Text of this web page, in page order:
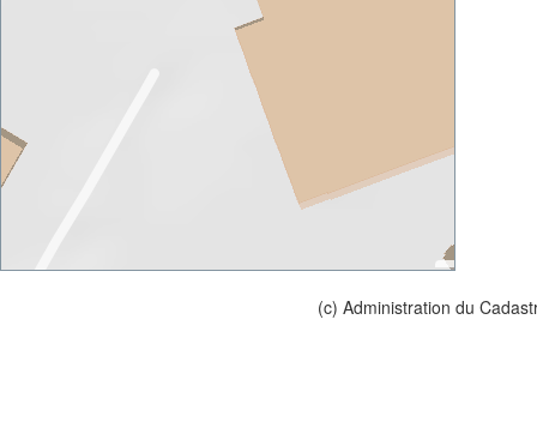
(c) Administration du